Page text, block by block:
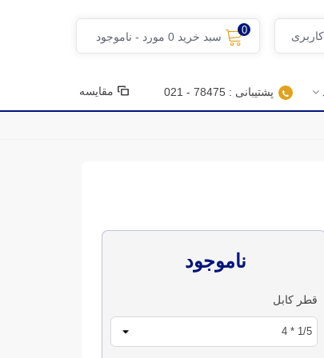
0
سبد خرید 0 مورد - ناموجود
پشتیبانی : 78475 - 021 مقایسه
ناموجود
قطر کابل